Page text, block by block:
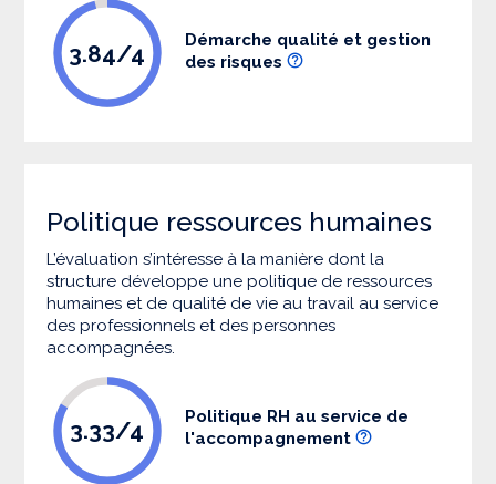
3.84/4
Démarche qualité et gestion
des risques
Politique ressources humaines
L’évaluation s’intéresse à la manière dont la
structure développe une politique de ressources
humaines et de qualité de vie au travail au service
des professionnels et des personnes
accompagnées.
3.33/4
Politique RH au service de
l'accompagnement